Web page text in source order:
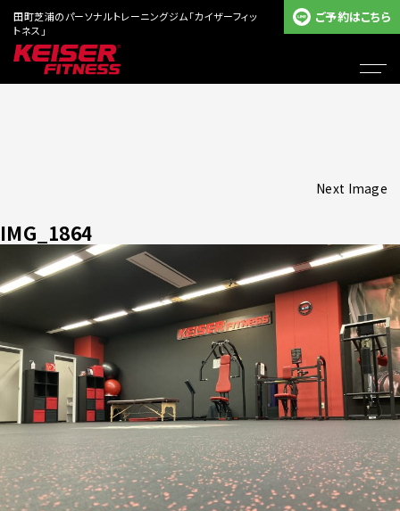
田町芝浦のパーソナルトレーニングジム「カイザーフィッ
トネス」
ご予約はこちら
Next Image
IMG_1864